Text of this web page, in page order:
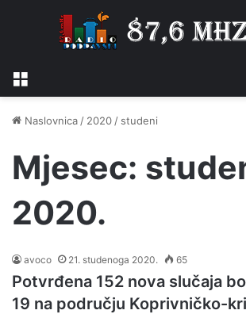
Naslovnica / 2020 / studeni
Mjesec:
2020.
avoco 21. studenoga 2020. 65
Potvrđena 152 nova slučaja
19 na području Koprivničko-